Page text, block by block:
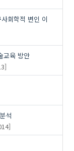
회학적 변인 이
교육 방안
석